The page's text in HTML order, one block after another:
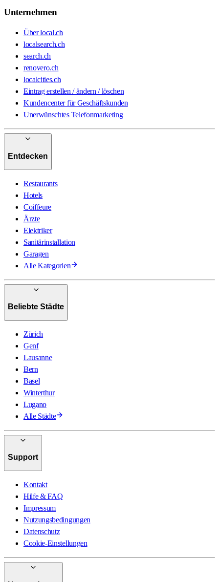
Unternehmen
Über local.ch
localsearch.ch
search.ch
renovero.ch
localcities.ch
Eintrag erstellen / ändern / löschen
Kundencenter für Geschäftskunden
Unerwünschtes Telefonmarketing
Entdecken
Restaurants
Hotels
Coiffeure
Ärzte
Elektriker
Sanitärinstallation
Garagen
Alle Kategorien
Beliebte Städte
Zürich
Genf
Lausanne
Bern
Basel
Winterthur
Lugano
Alle Städte
Support
Kontakt
Hilfe & FAQ
Impressum
Nutzungsbedingungen
Datenschutz
Cookie-Einstellungen